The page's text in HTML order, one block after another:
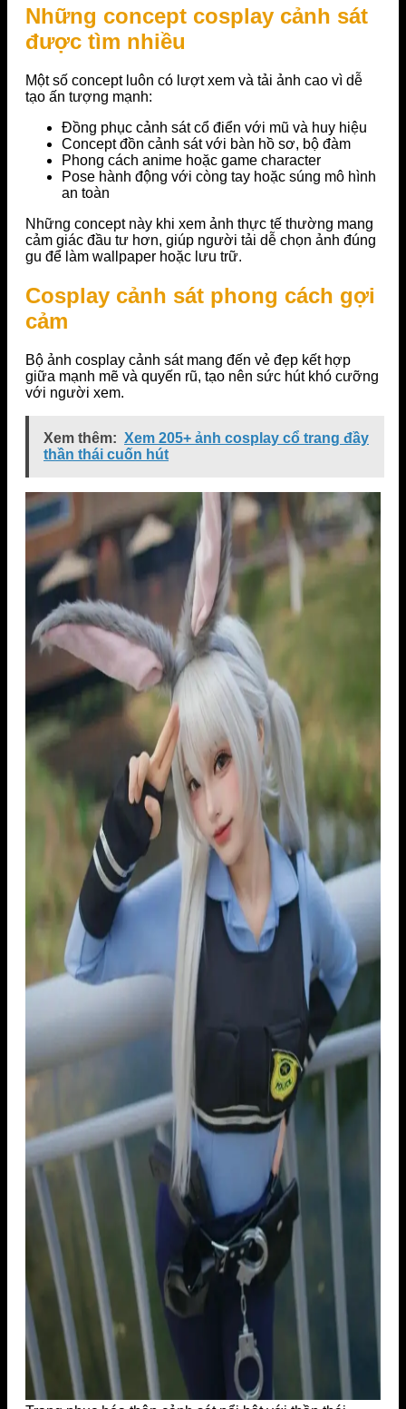
Những concept cosplay cảnh sát
được tìm nhiều
Một số concept luôn có lượt xem và tải ảnh cao vì dễ
tạo ấn tượng mạnh:
Đồng phục cảnh sát cổ điển với mũ và huy hiệu
Concept đồn cảnh sát với bàn hồ sơ, bộ đàm
Phong cách anime hoặc game character
Pose hành động với còng tay hoặc súng mô hình
an toàn
Những concept này khi xem ảnh thực tế thường mang
cảm giác đầu tư hơn, giúp người tải dễ chọn ảnh đúng
gu để làm wallpaper hoặc lưu trữ.
Cosplay cảnh sát phong cách gợi
cảm
Bộ ảnh cosplay cảnh sát mang đến vẻ đẹp kết hợp
giữa mạnh mẽ và quyến rũ, tạo nên sức hút khó cưỡng
với người xem.
Xem thêm: Xem 205+ ảnh cosplay cổ trang đầy
thần thái cuốn hút